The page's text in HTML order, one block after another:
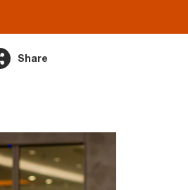
Share